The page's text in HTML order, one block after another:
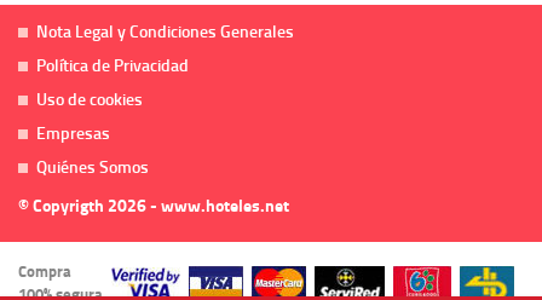
Nota Legal y Condiciones Generales
Política de Privacidad
Uso de cookies
Empresas
Quiénes Somos
© Copyrigth 2026 - www.hoteles.net
Compra
100% segura